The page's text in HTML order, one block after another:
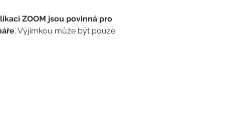
ZOOM jsou povinná pro
. Výjimkou může být pouze